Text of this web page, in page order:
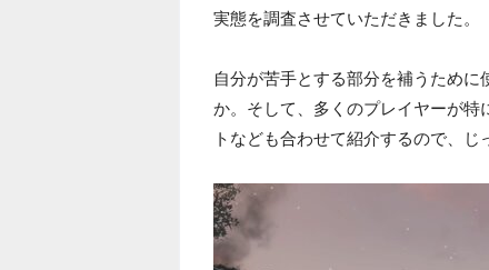
実態を調査させていただきました。
自分が苦手とする部分を補うため
か。そして、多くのプレイヤーが
トなども合わせて紹介するので、じ